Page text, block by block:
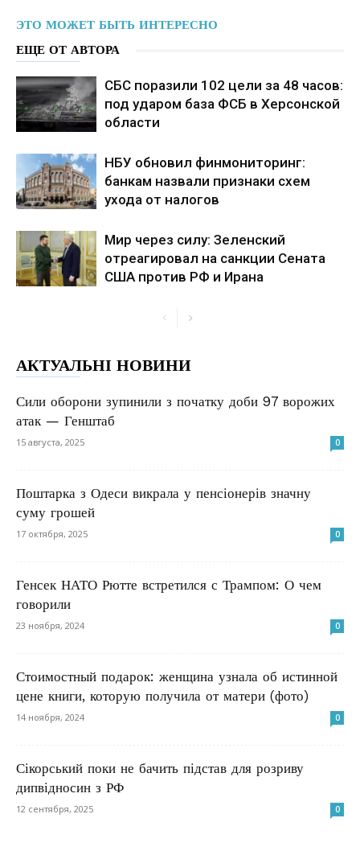
ЭТО МОЖЕТ БЫТЬ ИНТЕРЕСНО
ЕЩЕ ОТ АВТОРА
СБС поразили 102 цели за 48 часов:
под ударом база ФСБ в Херсонской
области
НБУ обновил финмониторинг:
банкам назвали признаки схем
ухода от налогов
Мир через силу: Зеленский
отреагировал на санкции Сената
США против РФ и Ирана
АКТУАЛЬНІ НОВИНИ
Сили оборони зупинили з початку доби 97 ворожих
атак — Генштаб
15 августа, 2025 0
Поштарка з Одеси викрала у пенсіонерів значну
суму грошей
17 октября, 2025 0
Генсек НАТО Рютте встретился с Трампом: О чем
говорили
23 ноября, 2024 0
Стоимостный подарок: женщина узнала об истинной
цене книги, которую получила от матери (фото)
14 ноября, 2024 0
Сікорський поки не бачить підстав для розриву
дипвідносин з РФ
12 сентября, 2025 0